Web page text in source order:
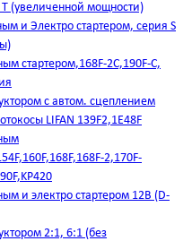
Т (увеличенной мощности)
и Электро стартером, серия S
стартером,168F-2C,190F-C,
с автом. сцеплением
LIFAN 139F2,1E48F
2,170F-
и электро стартером 12В (D-
2:1, 6:1 (без